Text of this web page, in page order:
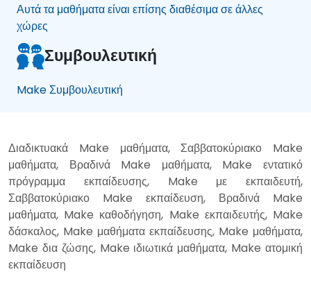
Αυτά τα μαθήματα είναι επίσης διαθέσιμα σε άλλες
χώρες
Συμβουλευτική
Make Συμβουλευτική
Διαδικτυακά Make μαθήματα, Σαββατοκύριακο Make
μαθήματα, Βραδινά Make μαθήματα, Make εντατικό
πρόγραμμα εκπαίδευσης, Make με εκπαιδευτή,
Σαββατοκύριακο Make εκπαίδευση, Βραδινά Make
μαθήματα, Make καθοδήγηση, Make εκπαιδευτής, Make
δάσκαλος, Make μαθήματα εκπαίδευσης, Make μαθήματα,
Make δια ζώσης, Make ιδιωτικά μαθήματα, Make ατομική
εκπαίδευση